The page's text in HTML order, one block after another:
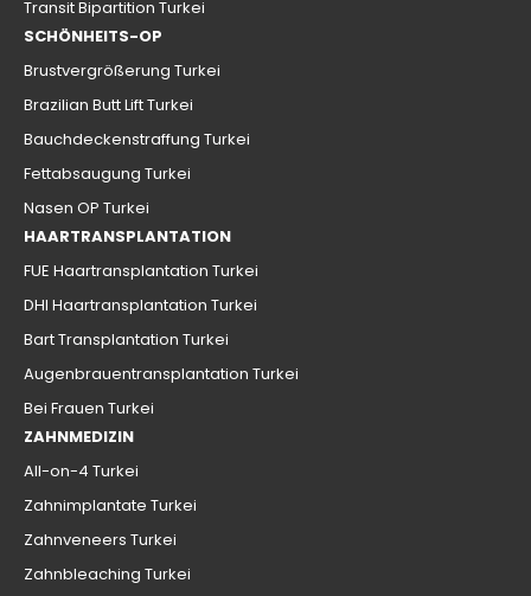
Transit Bipartition Turkei
SCHÖNHEITS-OP
Brustvergrößerung Turkei
Brazilian Butt Lift Turkei
Bauchdeckenstraffung Turkei
Fettabsaugung Turkei
Nasen OP Turkei
HAARTRANSPLANTATION
FUE Haartransplantation Turkei
DHI Haartransplantation Turkei
Bart Transplantation Turkei
Augenbrauentransplantation Turkei
Bei Frauen Turkei
ZAHNMEDIZIN
All-on-4 Turkei
Zahnimplantate Turkei
Zahnveneers Turkei
Zahnbleaching Turkei